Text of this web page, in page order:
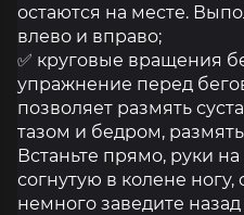
остаются на месте.
влево и вправо;
✅ круговые вращения
упражнение перед
позволяет размять
тазом и бедром,
Встаньте прямо, руки
согнутую в колене ногу,
немного заведите